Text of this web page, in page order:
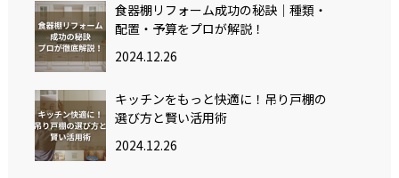
食器棚リフォーム成功の秘訣｜種類・
配置・予算をプロが解説！
2024.12.26
キッチンをもっと快適に！吊り戸棚の
選び方と賢い活用術
2024.12.26